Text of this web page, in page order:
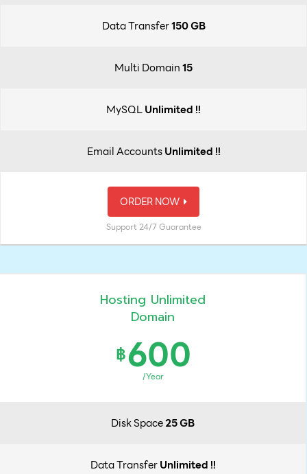
Data Transfer150 GB
Multi Domain15
MySQLUnlimited !!
Email AccountsUnlimited !!
ORDER NOW
Support 24/7 Guarantee
Hosting Unlimited
Domain
฿600
/Year
Disk Space25 GB
Data TransferUnlimited !!